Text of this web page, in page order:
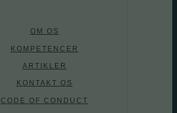
OM OS
KOMPETENCER
ARTIKLER
KONTAKT OS
CODE OF CONDUCT